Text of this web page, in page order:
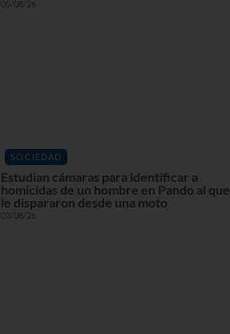
05/08/26
SOCIEDAD
Estudian cámaras para identificar a
homicidas de un hombre en Pando al que
le dispararon desde una moto
03/08/26